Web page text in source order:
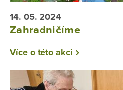
14. 05. 2024
Zahradničíme
Více o této akci